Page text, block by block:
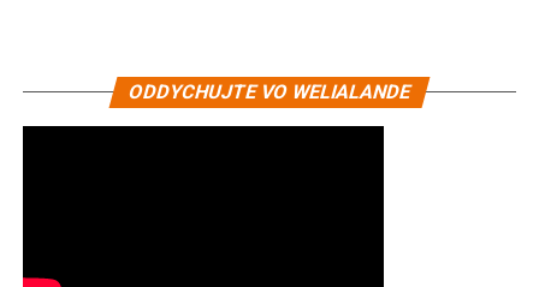
ODDYCHUJTE VO WELIALANDE